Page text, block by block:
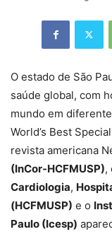
O estado de São
saúde global, com
mundo em
World’s Best
revista americana
(InCor-HCFMUSP),
Cardiologia,
(HCFMUSP) e o
Paulo (Icesp)